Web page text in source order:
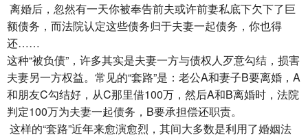
离婚后，忽然有一天你被奉告前夫或许前妻私底下欠下了巨
额债务，而法院认定这些债务归于夫妻一起债务，你也得
还……
这种“被负债”，许多其实是夫妻一方与债权人歹意勾结，损害
夫妻另一方权益。常见的“套路”是：老公A和妻子B要离婚，A
和朋友C勾结好，从C那里借100万，然后A和B离婚时，法院
判定100万为夫妻一起债务，B要承担偿还职责。
这样的“套路”近年来愈演愈烈，其间大多数是利用了婚姻法